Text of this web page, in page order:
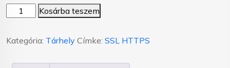
Kosárba teszem
Kategória: Tárhely Címke: SSL HTTPS